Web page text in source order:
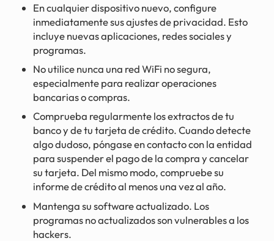
En cualquier dispositivo nuevo, configure
inmediatamente sus ajustes de privacidad. Esto
incluye nuevas aplicaciones, redes sociales y
programas.
No utilice nunca una red WiFi no segura,
especialmente para realizar operaciones
bancarias o compras.
Comprueba regularmente los extractos de tu
banco y de tu tarjeta de crédito. Cuando detecte
algo dudoso, póngase en contacto con la entidad
para suspender el pago de la compra y cancelar
su tarjeta. Del mismo modo, compruebe su
informe de crédito al menos una vez al año.
Mantenga su software actualizado. Los
programas no actualizados son vulnerables a los
hackers.